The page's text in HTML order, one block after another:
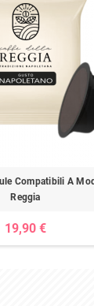
Compatibili A
Reggia
19,90 €